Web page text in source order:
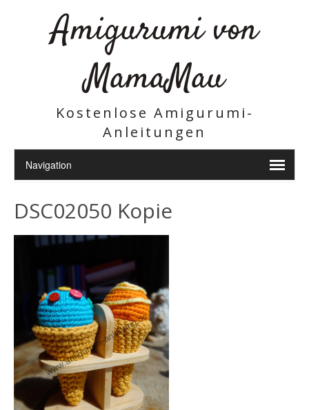
Amigurumi von
MamaMau
Kostenlose Amigurumi-
Anleitungen
DSC02050 Kopie